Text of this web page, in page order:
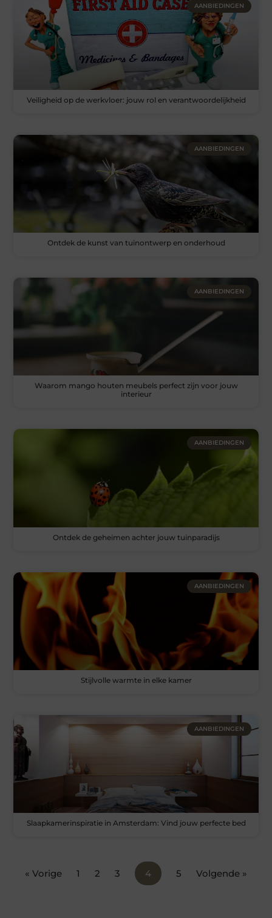
AANBIEDINGEN
Veiligheid op de werkvloer: jouw rol en verantwoordelijkheid
AANBIEDINGEN
Ontdek de kunst van tuinontwerp en onderhoud
AANBIEDINGEN
Waarom mango houten meubels perfect zijn voor jouw
interieur
AANBIEDINGEN
Ontdek de geheimen achter jouw tuinparadijs
AANBIEDINGEN
Stijlvolle warmte in elke kamer
AANBIEDINGEN
Slaapkamerinspiratie in Amsterdam: Vind jouw perfecte bed
« Vorige 1 2 3 4 5 Volgende »